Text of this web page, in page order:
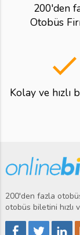
200'den
Otobüs
done
Kolay ve hızlı
200'den fazla
otobüs biletini hızlı